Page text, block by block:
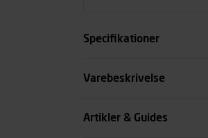
Specifikationer
Størrelse
Varebeskrivelse
Artikler & Guides